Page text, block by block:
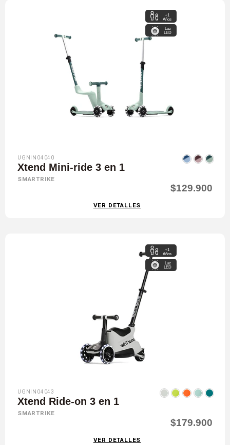
+1
Años
Luz
LED
UGNIN04040
Xtend Mini-ride 3 en 1
SMARTRIKE
$129.900
VER DETALLES
+1
Años
Luz
LED
UGNIN04043
Xtend Ride-on 3 en 1
SMARTRIKE
$179.900
VER DETALLES